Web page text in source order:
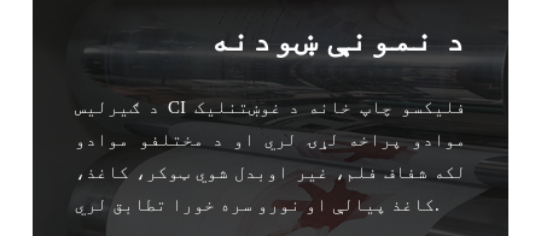
د نمونې ښودنه
د ګیرلیس CI فلیکسو چاپ خانه د غوښتنلیک
موادو پراخه لړۍ لري او د مختلفو موادو
لکه شفاف فلم، غیر اوبدل شوي ټوکر، کاغذ،
کاغذ پیالې او نورو سره خورا تطابق لري.